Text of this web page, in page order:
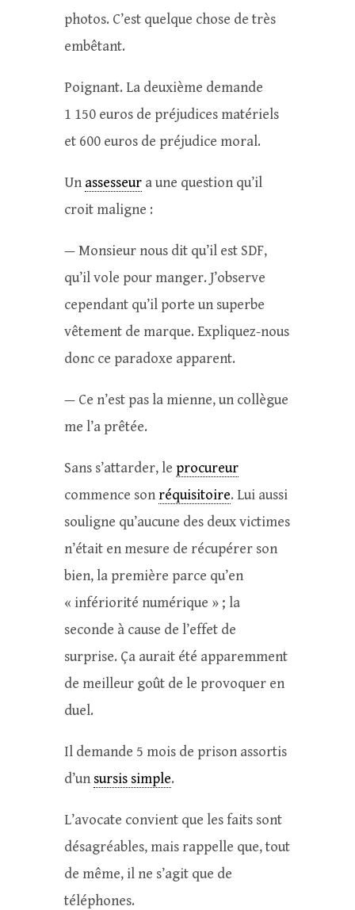
photos. C’est quelque chose de très
embêtant.
Poignant. La deuxième demande
1 150 euros de préjudices matériels
et 600 euros de préjudice moral.
Un assesseura une question qu’il
croit maligne :
— Monsieur nous dit qu’il est SDF,
qu’il vole pour manger. J’observe
cependant qu’il porte un superbe
vêtement de marque. Expliquez-nous
donc ce paradoxe apparent.
— Ce n’est pas la mienne, un collègue
me l’a prêtée.
Sans s’attarder, le procureur
commence sonréquisitoire. Lui aussi
souligne qu’aucune des deux victimes
n’était en mesure de récupérer son
bien, la première parce qu’en
« infériorité numérique » ; la
seconde à cause de l’effet de
surprise. Ça aurait été apparemment
de meilleur goût de le provoquer en
duel.
Il demande 5 mois de prison assortis
d’un sursis simple.
L’avocate convient que les faits sont
désagréables, mais rappelle que, tout
de même, il ne s’agit que de
téléphones.